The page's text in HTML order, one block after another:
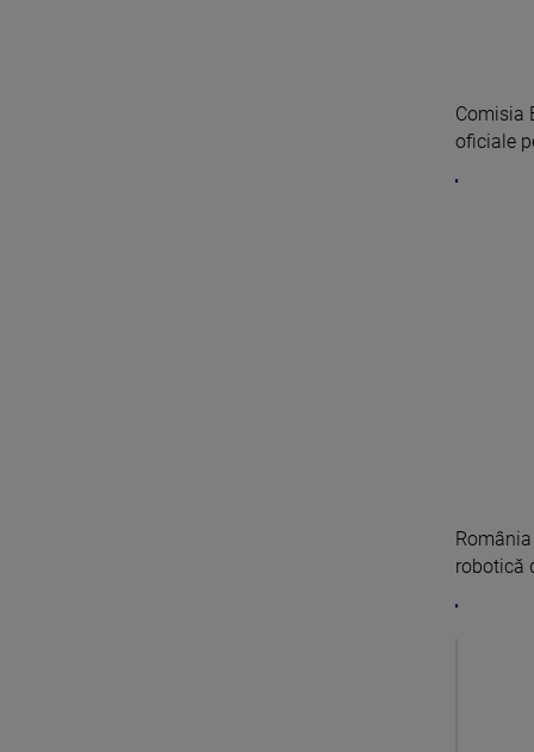
Comisia
oficiale
robotică